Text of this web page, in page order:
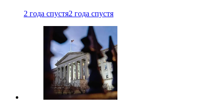
2 года спустя2 года спустя